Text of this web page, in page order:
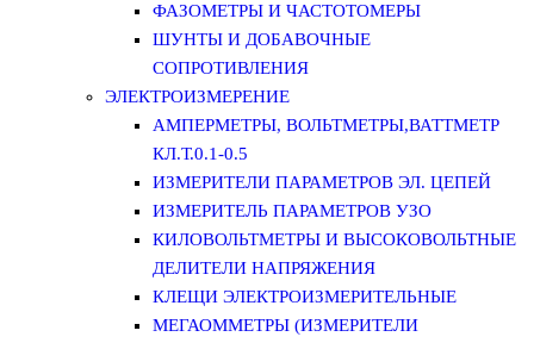
ФАЗОМЕТРЫ И ЧАСТОТОМЕРЫ
ШУНТЫ И ДОБАВОЧНЫЕ
СОПРОТИВЛЕНИЯ
ЭЛЕКТРОИЗМЕРЕНИЕ
АМПЕРМЕТРЫ, ВОЛЬТМЕТРЫ,ВАТТМЕТР
КЛ.Т.0.1-0.5
ИЗМЕРИТЕЛИ ПАРАМЕТРОВ ЭЛ. ЦЕПЕЙ
ИЗМЕРИТЕЛЬ ПАРАМЕТРОВ УЗО
КИЛОВОЛЬТМЕТРЫ И ВЫСОКОВОЛЬТНЫЕ
ДЕЛИТЕЛИ НАПРЯЖЕНИЯ
КЛЕЩИ ЭЛЕКТРОИЗМЕРИТЕЛЬНЫЕ
МЕГАОММЕТРЫ (ИЗМЕРИТЕЛИ